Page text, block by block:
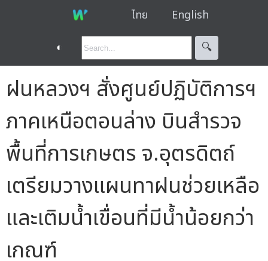
ไทย English
◐ 🔍︎
ฝนหลวงฯ สั่งศูนย์ปฏิบัติการฯ
ภาคเหนือตอนล่าง บินสำรวจ
พื้นที่การเกษตร จ.อุตรดิตถ์
เตรียมวางแผนทาฝนช่วยเหลือ
และเติมน้ำเขื่อนที่มีน้ำน้อยกว่า
เกณฑ์